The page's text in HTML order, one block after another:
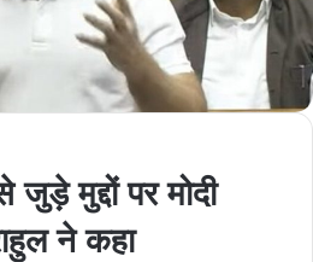
मुद्दों पर मोदी
ने कहा